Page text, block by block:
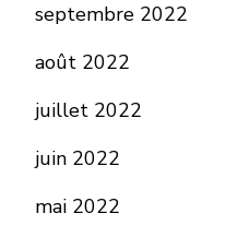
septembre 2022
août 2022
juillet 2022
juin 2022
mai 2022